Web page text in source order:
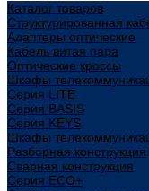
Каталог товаров
Структурированная
Адаптеры оптические
Кабель витая пара
Оптические кроссы
Шкафы
Cерия LITE
Cерия BASIS
Cерия KEYS
Шкафы
Разборная конструкция
Сварная конструкция
Серия ECO+